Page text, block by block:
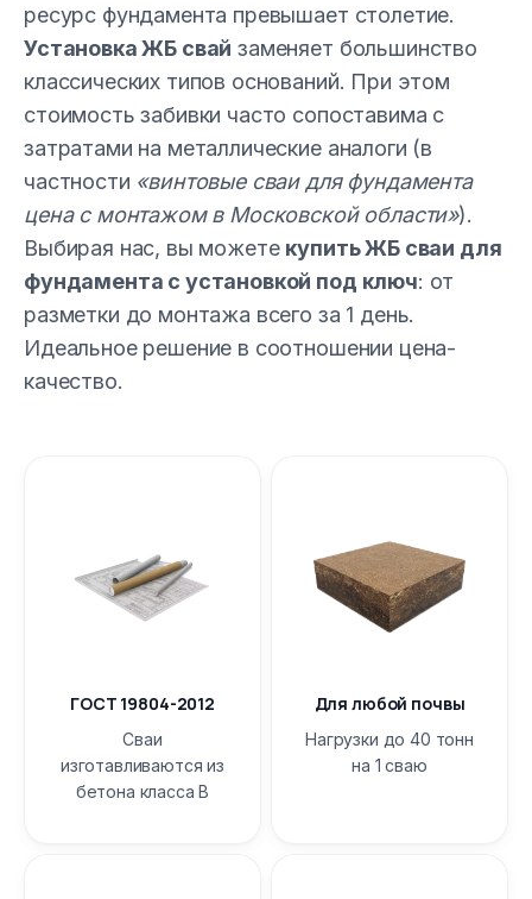
ресурс фундамента превышает столетие.
Установка ЖБ свай заменяет большинство
классических типов оснований. При этом
стоимость забивки часто сопоставима с
затратами на металлические аналоги (в
частности «винтовые сваи для фундамента
цена с монтажом в Московской области»).
Выбирая нас, вы можете купить ЖБ сваи для
фундамента с установкой под ключ: от
разметки до монтажа всего за 1 день.
Идеальное решение в соотношении цена-
качество.
ГОСТ 19804-2012
Сваи
изготавливаются из
бетона класса B
Для любой почвы
Нагрузки до 40 тонн
на 1 сваю